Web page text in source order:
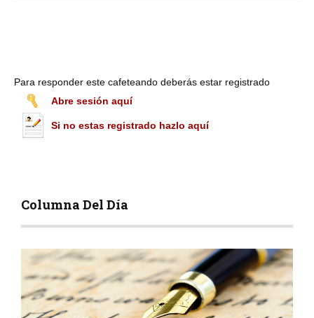
Para responder este cafeteando deberás estar registrado
Abre sesión aquí
Si no estas registrado hazlo aquí
Columna Del Día